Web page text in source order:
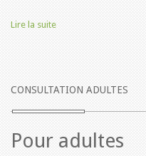
Lire la suite
CONSULTATION ADULTES
Pour adultes